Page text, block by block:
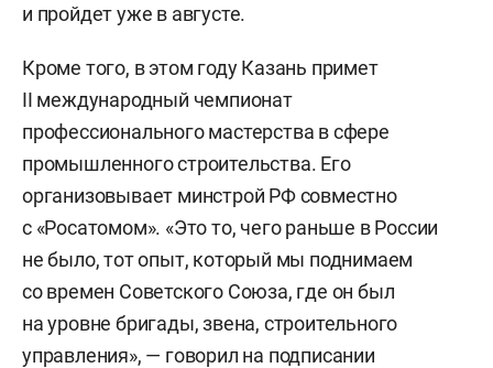
и пройдет уже в августе.
Кроме того, в этом году Казань примет
II международный чемпионат
профессионального мастерства в сфере
промышленного строительства. Его
организовывает минстрой РФ совместно
с «Росатомом». «Это то, чего раньше в России
не было, тот опыт, который мы поднимаем
со времен Советского Союза, где он был
на уровне бригады, звена, строительного
управления», — говорил на подписании